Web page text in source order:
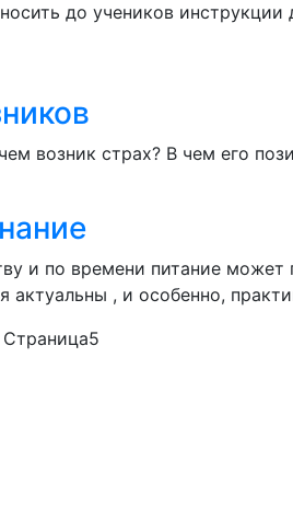
до учеников
возник страх? В чем его
и по времени питание
актуальны , и особенно,
Страница5